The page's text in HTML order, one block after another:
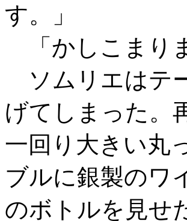
す。」
「かしこまり
ソムリエはテ
げてしまった。
一回り大きい丸
ブルに銀製のワ
のボトルを見せ